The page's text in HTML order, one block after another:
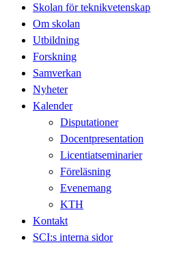
Skolan för teknikvetenskap
Om skolan
Utbildning
Forskning
Samverkan
Nyheter
Kalender
Disputationer
Docentpresentation
Licentiatseminarier
Föreläsning
Evenemang
KTH
Kontakt
SCI:s interna sidor